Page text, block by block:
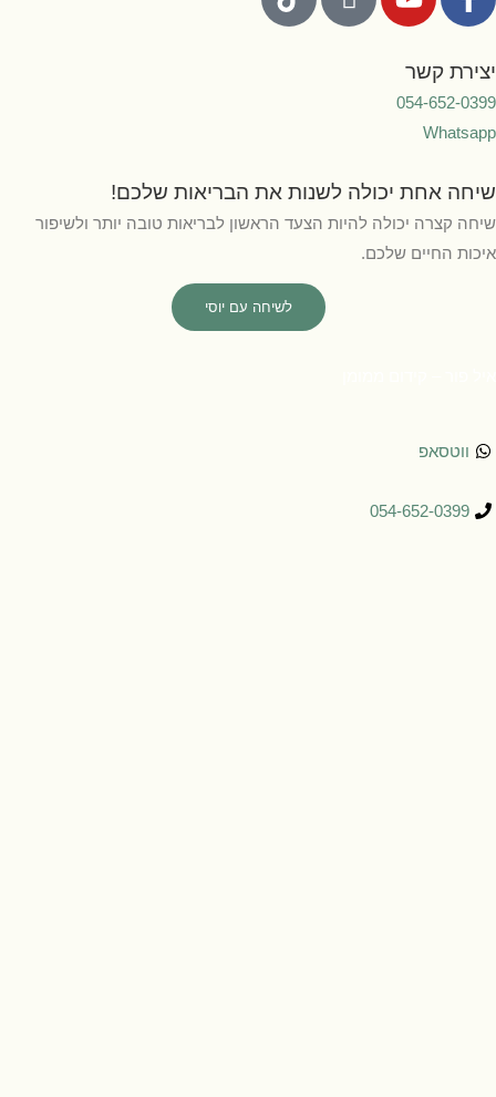
קשר
054-652-
אחת יכולה לשנות את הבריאות שלכם!
קצרה יכולה להיות הצעד הראשון לבריאות טובה יותר ולשיפור
החיים שלכם.
לשיחה עם יוסי
ווטסאפ
054-652-0399